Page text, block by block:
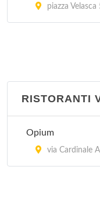
piazza
RISTORANTI
Opium
via Cardinale